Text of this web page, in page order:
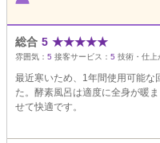
総合 5 ★★★★★
雰囲気： 5 接客サービス： 5 技術・仕上
最近寒いため、1年間使用可能な
た。酵素風呂は適度に全身が暖
せて快適です。